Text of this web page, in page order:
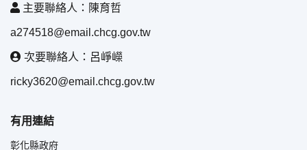
主要聯絡人：陳育哲
a274518@email.chcg.gov.tw
次要聯絡人：呂崢嶸
ricky3620@email.chcg.gov.tw
有用連結
彰化縣政府